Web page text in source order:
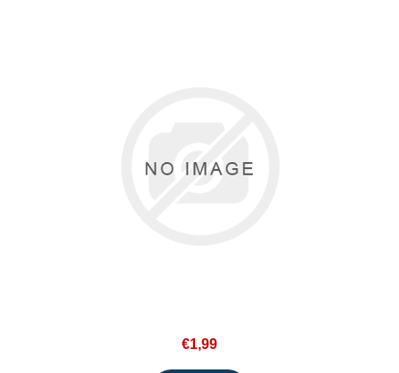
€1,99